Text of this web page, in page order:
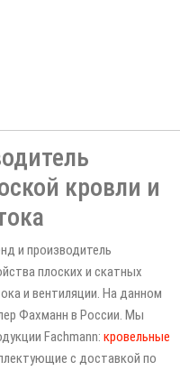
кровли и
и производитель
плоских и скатных
и вентиляции. На данном
Фахманн в России. Мы
Fachmann:кровельные
с доставкой по